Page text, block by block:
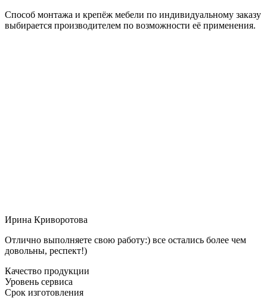
Способ монтажа и крепёж мебели по индивидуальному заказу
выбирается производителем по возможности её применения.
Ирина Криворотова
Отлично выполняете свою работу:) все остались более чем
довольны, респект!)
Качество продукции
Уровень сервиса
Срок изготовления